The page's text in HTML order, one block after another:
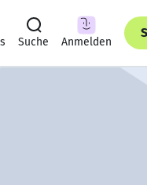
Suche Anmelden